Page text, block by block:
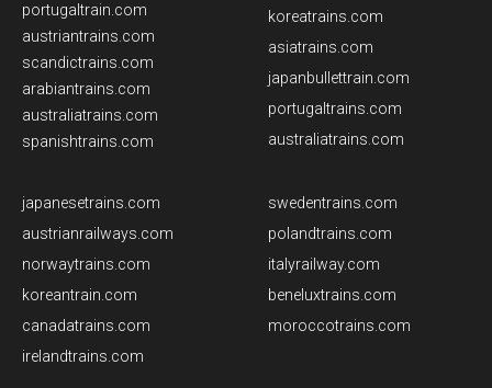
portugaltrain.com
austriantrains.com
scandictrains.com
arabiantrains.com
australiatrains.com
​spanishtrains.com
koreatrains.com
asiatrains.com
japanbullettrain.com
​portugaltrains.com
australiatrains.com
​japanesetrains.com
austrianrailways.com
norwaytrains.com
koreantrain.com
canadatrains.com
irelandtrains.com
swedentrains.com
​polandtrains.com​
italyrailway.com
beneluxtrains.com
moroccotrains.com